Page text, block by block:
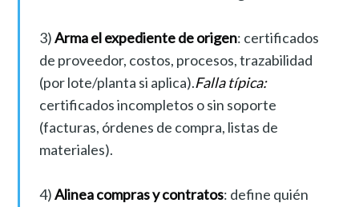
3)Arma el expediente de origen: certificados
de proveedor, costos, procesos, trazabilidad
(por lote/planta si aplica).Falla típica:
certificados incompletos o sin soporte
(facturas, órdenes de compra, listas de
materiales).
4)Alinea compras y contratos: define quién